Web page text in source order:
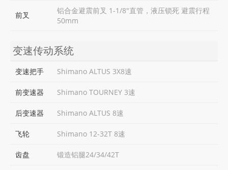
前叉
铝合金避震前叉 1-1/8"直管，液压锁死 避震行程
50mm
变速传动系统
变速把手 Shimano ALTUS 3X8速
前变速器 Shimano TOURNEY 3速
后变速器 Shimano ALTUS 8速
飞轮 Shimano 12-32T 8速
齿盘 锻造铝腿24/34/42T